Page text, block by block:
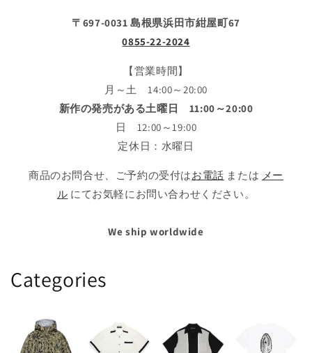
〒697-0031 島根県浜田市紺屋町67
0855-22-2024
【営業時間】
月～土 14:00～20:00
新作の発売がある土曜日 11:00～20:00
日 12:00～19:00
定休日：水曜日
商品のお問合せ、ご予約の受付はお電話 または メー
ル にてお気軽にお問い合わせください。
We ship worldwide
Categories